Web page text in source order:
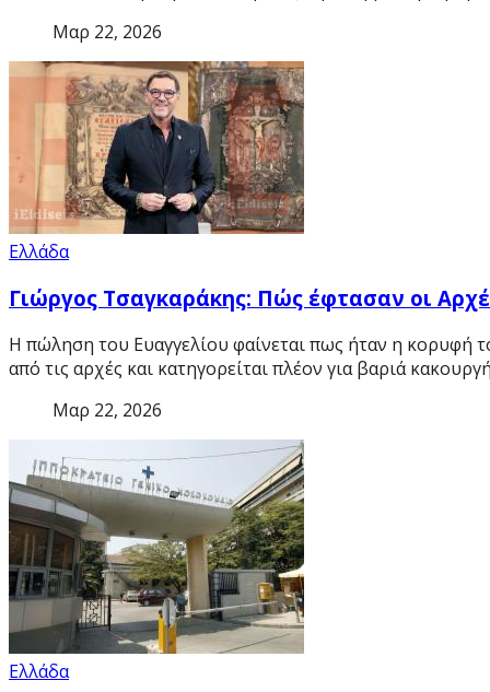
Μαρ 22, 2026
Ελλάδα
Γιώργος Τσαγκαράκης: Πώς έφτασαν οι
Η πώληση του Ευαγγελίου φαίνεται πως ήταν η
από τις αρχές και κατηγορείται πλέον για βαριά
Μαρ 22, 2026
Ελλάδα